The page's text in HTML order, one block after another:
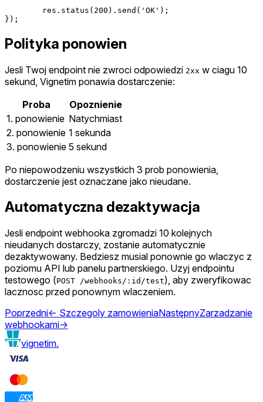
Polityka ponowien
Jesli Twoj endpoint nie zwroci odpowiedzi 2xx w ciagu 10
sekund, Vignetim ponawia dostarczenie:
Proba
Opoznienie
1. ponowienie Natychmiast
2. ponowienie 1 sekunda
3. ponowienie 5 sekund
Po niepowodzeniu wszystkich 3 prob ponowienia,
dostarczenie jest oznaczane jako nieudane.
Automatyczna dezaktywacja
Jesli endpoint webhooka zgromadzi 10 kolejnych
nieudanych dostarczy, zostanie automatycznie
dezaktywowany. Bedziesz musial ponownie go wlaczyc z
poziomu API lub panelu partnerskiego. Uzyj endpointu
testowego (POST /webhooks/:id/test), aby zweryfikowac
lacznosc przed ponownym wlaczeniem.
Poprzedni← Szczegoly zamowieniaNastępnyZarzadzanie
webhookami→
vignetim.